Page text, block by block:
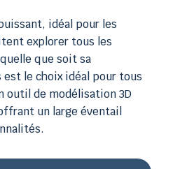
idéal pour les
explorer tous les
que soit sa
le choix idéal pour tous
outil de modélisation 3D
un large éventail